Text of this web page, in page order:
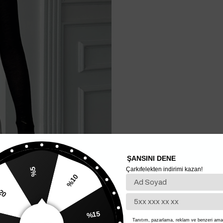
%10
%20
ŞANSINI DENE
Çarkıfelekten indirimi kazan!
Tanıtım, pazarlama, reklam ve benzeri